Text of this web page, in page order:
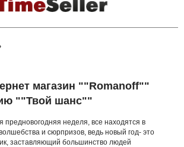
магазин ""Romanoff""
""Твой шанс""
предновогодняя неделя, все находятся в
и сюрпризов, ведь новый год- это
заставляющий большинство людей